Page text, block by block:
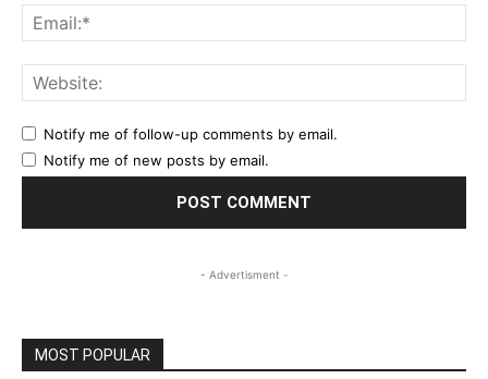
Notify me of follow-up comments by email.
Notify me of new posts by email.
- Advertisment -
MOST POPULAR